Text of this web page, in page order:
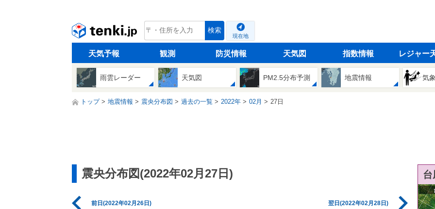
tenki.jp 検索
現在地
天気予報 観測 防災情報 天気図 指数情報 レジャー
雨雲レーダー 天気図 PM2.5分布予測 地震情報 気
トップ 地震情報 震央分布図 過去の一覧 2022年 02月 27日
震央分布図(2022年02月27日)
前日(2022年02月26日) 翌日(2022年02月28日)